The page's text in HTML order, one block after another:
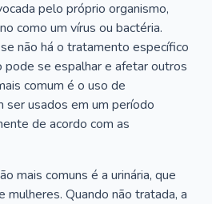
pelo próprio organismo,
como um vírus ou bactéria.
não há o tratamento específico
pode se espalhar e afetar outros
comum é o uso de
ser usados em um período
de acordo com as
mais comuns é a urinária, que
mulheres. Quando não tratada, a